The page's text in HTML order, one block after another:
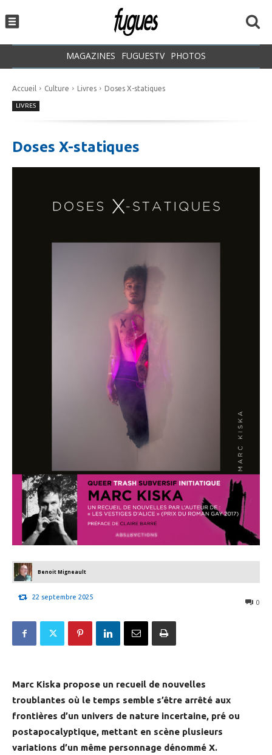
MAGAZINES FUGUESTV PHOTOS
Accueil Culture Livres Doses X-statiques
LIVRES
Doses X-statiques
Benoit Migneault
22 septembre 2025
0
Marc Kiska propose un recueil de nouvelles
troublantes où le temps semble s’être arrêté aux
frontières d’un univers de nature incertaine, pré ou
postapocalyptique, mettant en scène plusieurs
variations d’un même personnage dénommé X.